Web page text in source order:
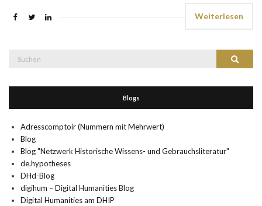
Weiterlesen
Suchen
Blogs
Adresscomptoir (Nummern mit Mehrwert)
Blog
Blog "Netzwerk Historische Wissens- und Gebrauchsliteratur"
de.hypotheses
DHd-Blog
digihum – Digital Humanities Blog
Digital Humanities am DHIP